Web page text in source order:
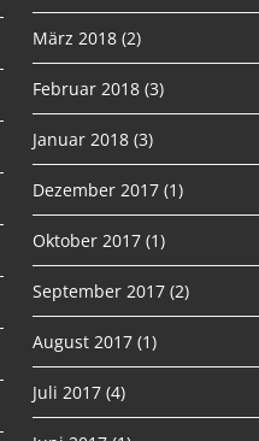
März 2018 (2)
Februar 2018 (3)
Januar 2018 (3)
Dezember 2017 (1)
Oktober 2017 (1)
September 2017 (2)
August 2017 (1)
Juli 2017 (4)